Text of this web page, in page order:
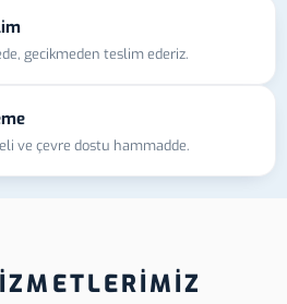
gecikmeden teslim ederiz.
ve çevre dostu hammadde.